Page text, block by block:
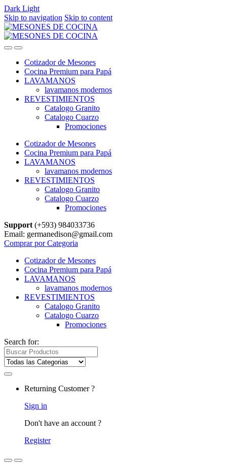
Dark Light
Skip to navigation Skip to content
Cotizador de Mesones
Cocina Premium para Papá
LAVAMANOS
lavamanos modernos
REVESTIMIENTOS
Catalogo Granito
Catalogo Cuarzo
Promociones
Cotizador de Mesones
Cocina Premium para Papá
LAVAMANOS
lavamanos modernos
REVESTIMIENTOS
Catalogo Granito
Catalogo Cuarzo
Promociones
Support (+593) 984033736
Email: germanedison@gmail.com
Comprar por Categoria
Cotizador de Mesones
Cocina Premium para Papá
LAVAMANOS
lavamanos modernos
REVESTIMIENTOS
Catalogo Granito
Catalogo Cuarzo
Promociones
Search for:
Returning Customer ?
Sign in
Don't have an account ?
Register